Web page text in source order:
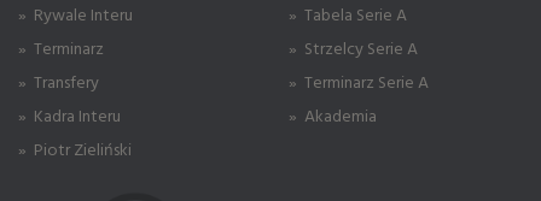
» Rywale Interu
» Terminarz
» Transfery
» Kadra Interu
» Piotr Zieliński
» Tabela Serie A
» Strzelcy Serie A
» Terminarz Serie A
» Akademia